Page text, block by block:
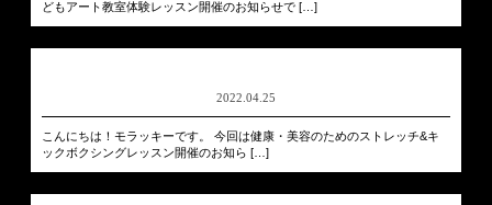
どもアート教室体験レッスン開催のお知らせで […]
2022.04.25
こんにちは！モラッキーです。 今回は健康・美容のためのストレッチ&キ
ックボクシングレッスン開催のお知ら […]